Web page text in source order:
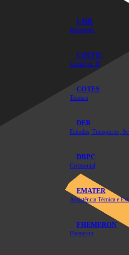
CMR
Mineração
COETIC
Comitê de TI
COTES
Tesouro
DER
DRPC
Cerimonial
EMATER
FHEMERON
Fhemeron